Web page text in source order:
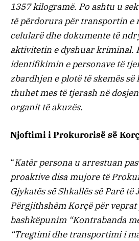
1357 kilogramë. Po ashtu u
të përdorura për transportin e
celularë dhe dokumente të
aktivitetin e dyshuar kriminal.
identifikimin e personave të
zbardhjen e plotë të skemës së
thuhet mes të tjerash në
organit të akuzës.
Njoftimi i Prokurorisë së
“Katër persona u arrestuan
proaktive disa mujore të
Gjykatës sē Shkallës së Parë
Përgjithshëm Korçë për
bashkëpunim “Kontrabanda
“Tregtimi dhe transportimi i